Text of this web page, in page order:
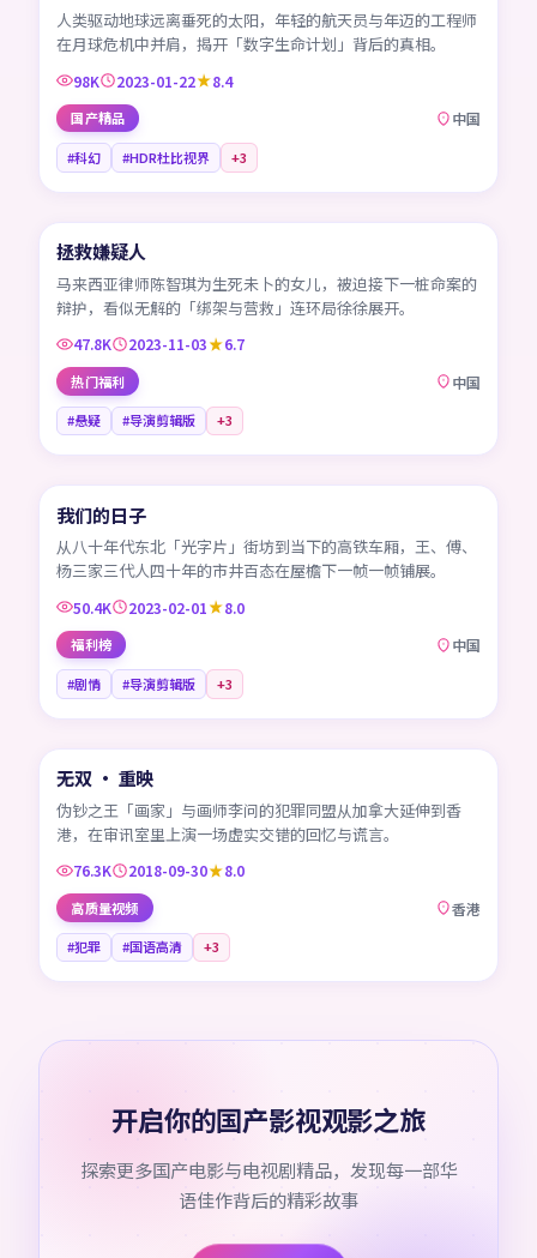
人类驱动地球远离垂死的太阳，年轻的航天员与年迈的工程师
在月球危机中并肩，揭开「数字生命计划」背后的真相。
98K 2023-01-22 8.4
国产精品 中国
#科幻 #HDR杜比视界 +3
CN
拯救嫌疑人
马来西亚律师陈智琪为生死未卜的女儿，被迫接下一桩命案的
辩护，看似无解的「绑架与营救」连环局徐徐展开。
47.8K 2023-11-03 6.7
热门福利 中国
#悬疑 #导演剪辑版 +3
CN
我们的日子
从八十年代东北「光字片」街坊到当下的高铁车厢，王、傅、
杨三家三代人四十年的市井百态在屋檐下一帧一帧铺展。
50.4K 2023-02-01 8.0
福利榜 中国
#剧情 #导演剪辑版 +3
HK
无双 · 重映
伪钞之王「画家」与画师李问的犯罪同盟从加拿大延伸到香
港，在审讯室里上演一场虚实交错的回忆与谎言。
76.3K 2018-09-30 8.0
高质量视频 香港
#犯罪 #国语高清 +3
开启你的国产影视观影之旅
探索更多国产电影与电视剧精品，发现每一部华
语佳作背后的精彩故事